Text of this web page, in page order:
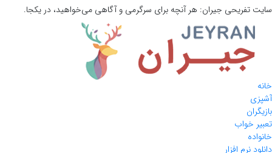
سایت تفریحی جیران: هر آنچه برای سرگرمی و آگاهی می‌خواهید، در یکجا.
خانه
آشپزی
بازیگران
تعبیر خواب
خانواده
دانلود نرم افزار